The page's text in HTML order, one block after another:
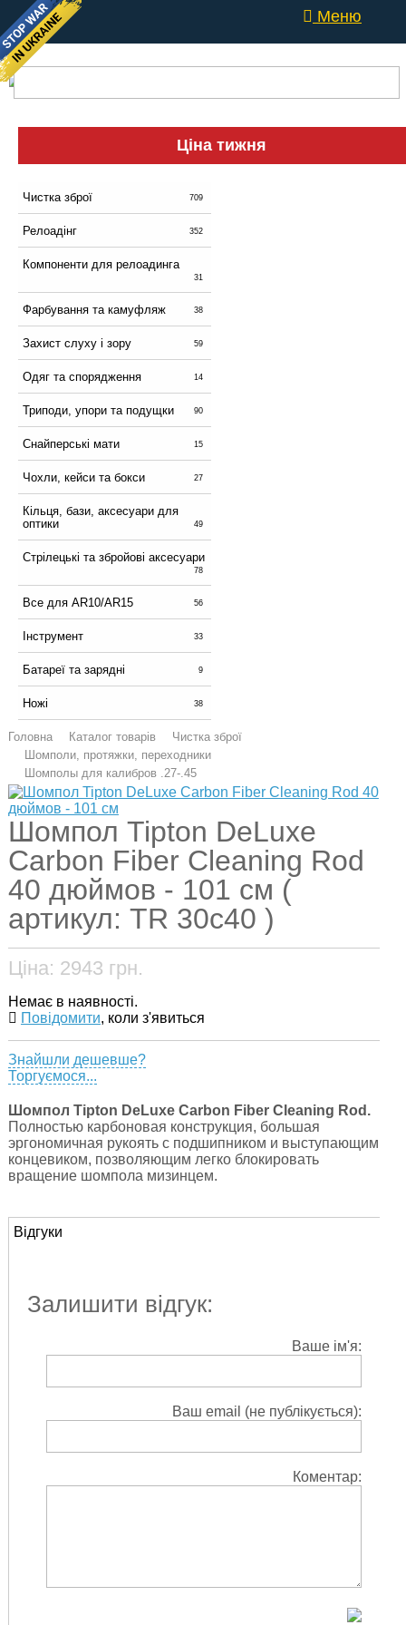
Меню
Ціна тижня
Чистка зброї 709
Релоадінг 352
Компоненти для релоадинга
31
Фарбування та камуфляж 38
Захист слуху і зору 59
Одяг та спорядження 14
Триподи, упори та подущки 90
Снайперські мати 15
Чохли, кейси та бокси 27
Кільця, бази, аксесуари для
оптики
49
Стрілецькі та збройові аксесуари
78
Все для AR10/AR15 56
Інструмент 33
Батареї та зарядні 9
Ножі 38
Головна Каталог товарів
Чистка зброї
Шомполи, протяжки, переходники
Шомполы для калибров .27-.45
Шомпол Tipton DeLuxe
Carbon Fiber Cleaning Rod
40 дюймов - 101 см (
артикул: TR 30c40 )
Ціна: 2943 грн.
Немає в наявності.
Повідомити, коли з'явиться
Знайшли дешевше?
Торгуємося...
Шомпол Tipton DeLuxe Carbon Fiber Cleaning Rod.
Полностью карбоновая конструкция, большая
эргономичная рукоять с подшипником и выступающим
концевиком, позволяющим легко блокировать
вращение шомпола мизинцем.
Відгуки
Залишити відгук:
Ваше ім'я:
Ваш email (не публікується):
Коментар: